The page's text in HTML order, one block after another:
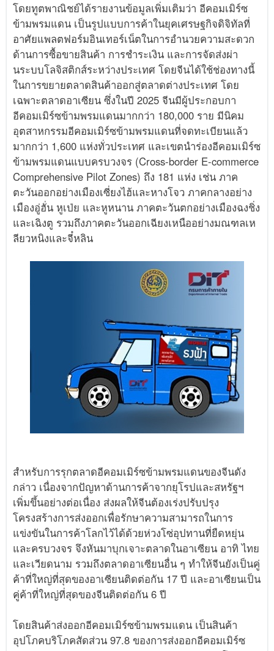
โดยทูตพาณิชย์ได้รายงานข้อมูลเพิ่มเติมว่า อีคอมเมิร์ซ
ข้ามพรมแดน เป็นรูปแบบการค้าในยุคเศรษฐกิจดิจิทัลที่
อาศัยแพลตฟอร์มอินเทอร์เน็ตในการอำนวยความสะดวก
ด้านการซื้อขายสินค้า การชำระเงิน และการจัดส่งผ่า
นระบบโลจิสติกส์ระหว่างประเทศ โดยจีนได้ใช้ช่องทางนี้
ในการขยายตลาดสินค้าออกสู่ตลาดต่างประเทศ โดย
เฉพาะตลาดอาเซียน ซึ่งในปี 2025 จีนมีผู้ประกอบกา
อีคอมเมิร์ซข้ามพรมแดนมากกว่า 180,000 ราย มีนิคม
อุตสาหกรรมอีคอมเมิร์ซข้ามพรมแดนที่จดทะเบียนแล้ว
มากกว่า 1,600 แห่งทั่วประเทศ และเขตนำร่องอีคอมเมิร์ซ
ข้ามพรมแดนแบบครบวงจร (Cross-border E-commerce
Comprehensive Pilot Zones) ถึง 181 แห่ง เช่น ภาค
ตะวันออกอย่างเมืองเซี่ยงไฮ้และหางโจว ภาคกลางอย่าง
เมืองอู่ฮั่น หูเป่ย และหูหนาน ภาคตะวันตกอย่างเมืองฉงชิ่ง
และเฉิงตู รวมถึงภาคตะวันออกเฉียงเหนืออย่างมณฑลเห
ลียวหนิงและจี๋หลิน
สำหรับการรุกตลาดอีคอมเมิร์ซข้ามพรมแดนของจีนดัง
กล่าว เนื่องจากปัญหาด้านการค้าจากยุโรปและสหรัฐฯ
เพิ่มขึ้นอย่างต่อเนื่อง ส่งผลให้จีนต้องเร่งปรับปรุง
โครงสร้างการส่งออกเพื่อรักษาความสามารถในการ
แข่งขันในการค้าโลกไว้ได้ด้วยห่วงโซ่อุปทานที่ยืดหยุ่น
และครบวงจร จึงหันมาบุกเจาะตลาดในอาเซียน อาทิ ไทย
และเวียดนาม รวมถึงตลาดอาเซียนอื่น ๆ ทำให้จีนยังเป็นคู่
ค้าที่ใหญ่ที่สุดของอาเซียนติดต่อกัน 17 ปี และอาเซียนเป็น
คู่ค้าที่ใหญ่ที่สุดของจีนติดต่อกัน 6 ปี
โดยสินค้าส่งออกอีคอมเมิร์ซข้ามพรมแดน เป็นสินค้า
อุปโภคบริโภคสัดส่วน 97.8 ของการส่งออกอีคอมเมิร์ซ